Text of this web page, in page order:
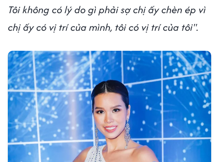
Tôi không có lý do gì phải sợ chị ấy chèn ép vì
chị ấy có vị trí của mình, tôi có vị trí của tôi".